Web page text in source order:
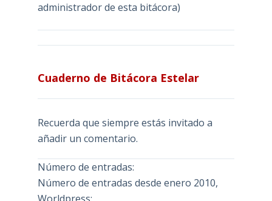
administrador de esta bitácora)
Cuaderno de Bitácora Estelar
Recuerda que siempre estás invitado a
añadir un comentario.
Número de entradas:
Número de entradas desde enero 2010,